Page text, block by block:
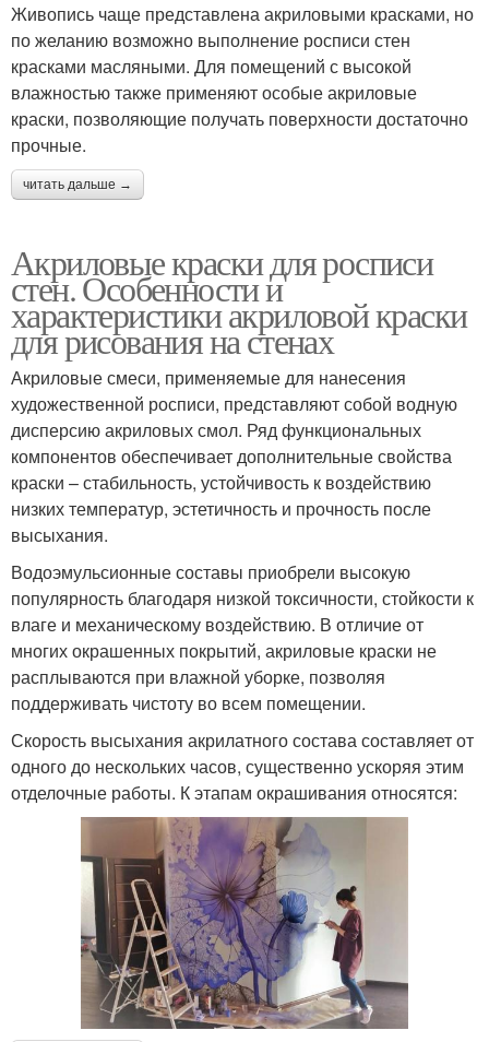
Живопись чаще представлена акриловыми красками, но
по желанию возможно выполнение росписи стен
красками масляными. Для помещений с высокой
влажностью также применяют особые акриловые
краски, позволяющие получать поверхности достаточно
прочные.
читать дальше →
Акриловые краски для росписи
стен. Особенности и
характеристики акриловой краски
для рисования на стенах
Акриловые смеси, применяемые для нанесения
художественной росписи, представляют собой водную
дисперсию акриловых смол. Ряд функциональных
компонентов обеспечивает дополнительные свойства
краски – стабильность, устойчивость к воздействию
низких температур, эстетичность и прочность после
высыхания.
Водоэмульсионные составы приобрели высокую
популярность благодаря низкой токсичности, стойкости к
влаге и механическому воздействию. В отличие от
многих окрашенных покрытий, акриловые краски не
расплываются при влажной уборке, позволяя
поддерживать чистоту во всем помещении.
Скорость высыхания акрилатного состава составляет от
одного до нескольких часов, существенно ускоряя этим
отделочные работы. К этапам окрашивания относятся: